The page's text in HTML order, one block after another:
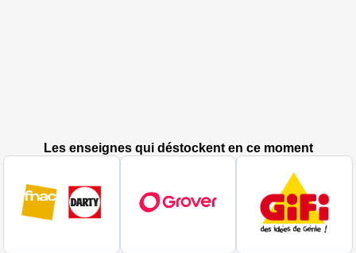
Les enseignes qui déstockent en ce moment